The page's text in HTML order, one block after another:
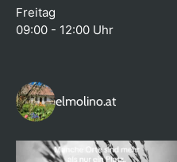
Freitag
09:00 - 12:00 Uhr
elmolino.at